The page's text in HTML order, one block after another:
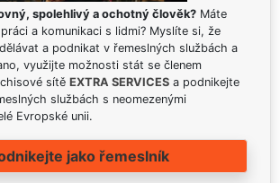
spolehlivý a ochotný člověk? Máte
a komunikaci s lidmi? Myslíte si, že
a podnikat v řemeslných službách a
využijte možnosti stát se členem
sítě EXTRA SERVICES a podnikejte
službách s neomezenými
Evropské unii.
jako řemeslník